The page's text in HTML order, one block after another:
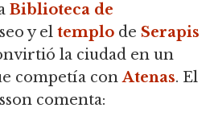
Biblioteca de
y el templo de Serapis
la ciudad en un
competía conAtenas. El
comenta: